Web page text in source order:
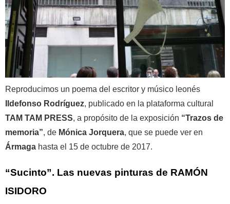
Reproducimos un poema del escritor y músico leonés
Ildefonso Rodríguez, publicado en la plataforma cultural
TAM TAM PRESS, a propósito de la exposición “Trazos de
memoria”, de Mónica Jorquera, que se puede ver en
Ármaga hasta el 15 de octubre de 2017.
“Sucinto”. Las nuevas pinturas de RAMÓN
ISIDORO